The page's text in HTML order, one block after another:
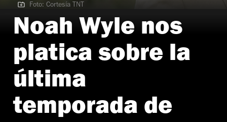
Foto: Cortesía TNT
Foto: Cortesía TNT
Noah Wyle nos
platica sobre la
última
temporada de